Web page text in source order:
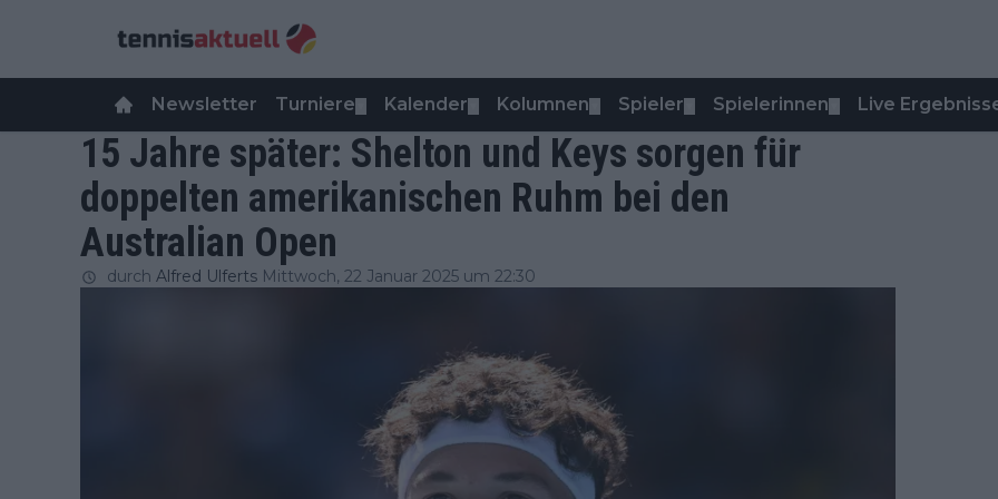
Newsletter Turniere Kalender Kolumnen Spieler Spielerinnen Live
15 Jahre später: Shelton und Keys sorgen für
doppelten amerikanischen Ruhm bei den
Australian Open
durch Alfred Ulferts Mittwoch, 22 Januar 2025 um 22:30